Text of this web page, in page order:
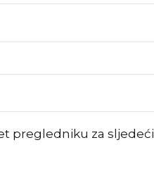
pregledniku za sljedeći